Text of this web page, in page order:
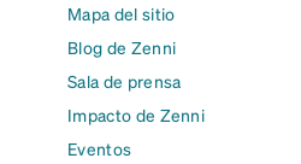
Mapa del sitio
Blog de Zenni
Sala de prensa
Impacto de Zenni
Eventos